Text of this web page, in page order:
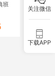
班
关注微信
下载APP